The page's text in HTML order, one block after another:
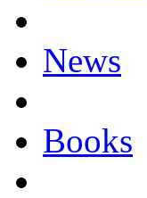
News
Books